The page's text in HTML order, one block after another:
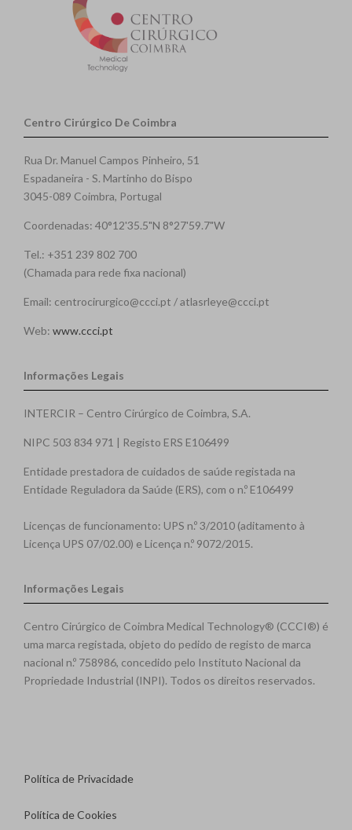
Centro Cirúrgico De Coimbra
Rua Dr. Manuel Campos Pinheiro, 51
Espadaneira - S. Martinho do Bispo
3045-089 Coimbra, Portugal
Coordenadas: 40°12'35.5"N 8°27'59.7"W
Tel.: +351 239 802 700
(Chamada para rede fixa nacional)
Email: centrocirurgico@ccci.pt / atlasrleye@ccci.pt
Web: www.ccci.pt
Informações Legais
INTERCIR – Centro Cirúrgico de Coimbra, S.A.
NIPC 503 834 971 | Registo ERS E106499
Entidade prestadora de cuidados de saúde registada na
Entidade Reguladora da Saúde (ERS), com o n.º E106499
Licenças de funcionamento: UPS n.º 3/2010 (aditamento à
Licença UPS 07/02.00) e Licença n.º 9072/2015.
Informações Legais
Centro Cirúrgico de Coimbra Medical Technology® (CCCI®) é
uma marca registada, objeto do pedido de registo de marca
nacional n.º 758986, concedido pelo Instituto Nacional da
Propriedade Industrial (INPI). Todos os direitos reservados.
Política de Privacidade
Política de Cookies